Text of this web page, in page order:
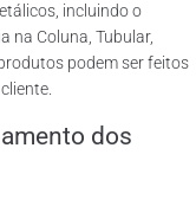
incluindo o
na Coluna, Tubular,
podem ser feitos
dos